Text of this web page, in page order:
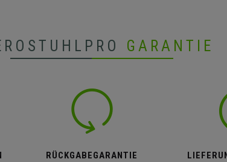
GARANTIE
RÜCKGABEGARANTIE